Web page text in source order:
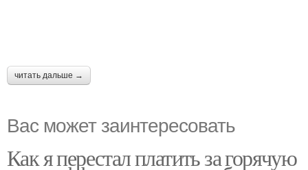
читать дальше →
Вас может заинтересовать
Как я перестал платить за горячую